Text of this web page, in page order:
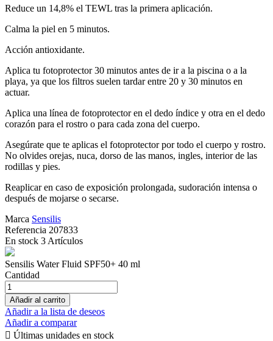
Reduce un 14,8% el TEWL tras la primera aplicación.
Calma la piel en 5 minutos.
Acción antioxidante.
Aplica tu fotoprotector 30 minutos antes de ir a la piscina o a la
playa, ya que los filtros suelen tardar entre 20 y 30 minutos en
actuar.
Aplica una línea de fotoprotector en el dedo índice y otra en el dedo
corazón para el rostro o para cada zona del cuerpo.
Asegúrate que te aplicas el fotoprotector por todo el cuerpo y rostro.
No olvides orejas, nuca, dorso de las manos, ingles, interior de las
rodillas y pies.
Reaplicar en caso de exposición prolongada, sudoración intensa o
después de mojarse o secarse.
Marca Sensilis
Referencia 207833
En stock 3 Artículos
Sensilis Water Fluid SPF50+ 40 ml
Cantidad
Añadir al carrito
Añadir a la lista de deseos
Añadir a comparar
 Últimas unidades en stock